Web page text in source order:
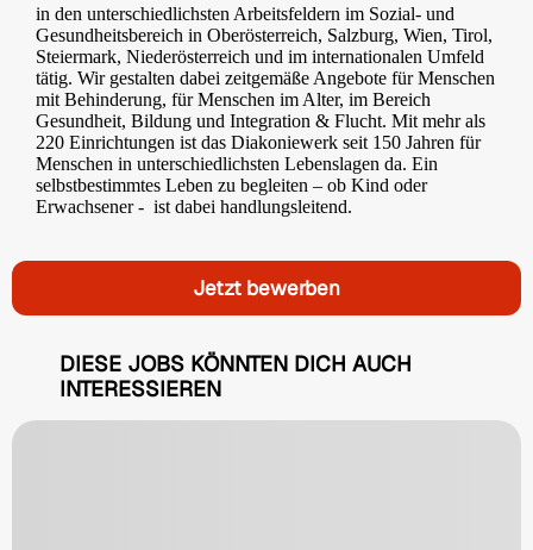
in den unterschiedlichsten Arbeitsfeldern im Sozial- und
Gesundheitsbereich in Oberösterreich, Salzburg, Wien, Tirol,
Steiermark, Niederösterreich und im internationalen Umfeld
tätig. Wir gestalten dabei zeitgemäße Angebote für Menschen
mit Behinderung, für Menschen im Alter, im Bereich
Gesundheit, Bildung und Integration & Flucht. Mit mehr als
220 Einrichtungen ist das Diakoniewerk seit 150 Jahren für
Menschen in unterschiedlichsten Lebenslagen da. Ein
selbstbestimmtes Leben zu begleiten – ob Kind oder
Erwachsener - ist dabei handlungsleitend.
Jetzt bewerben
DIESE JOBS KÖNNTEN DICH AUCH
INTERESSIEREN